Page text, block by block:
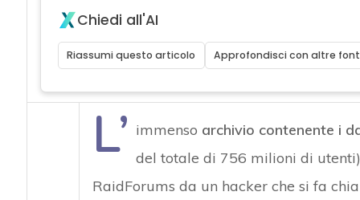
Chiedi all'AI
Riassumi questo articolo Approfondisci con altre
L’ immenso archivio contenente i
del totale di 756 milioni di
RaidForums da un hacker che si fa